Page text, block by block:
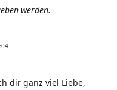
werden.
dir ganz viel Liebe,